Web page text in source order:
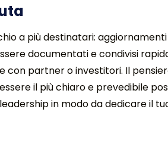
a più destinatari:
documentati e condivisi
con partner o investitori. Il
il più chiaro e prevedibile
in modo da dedicare il